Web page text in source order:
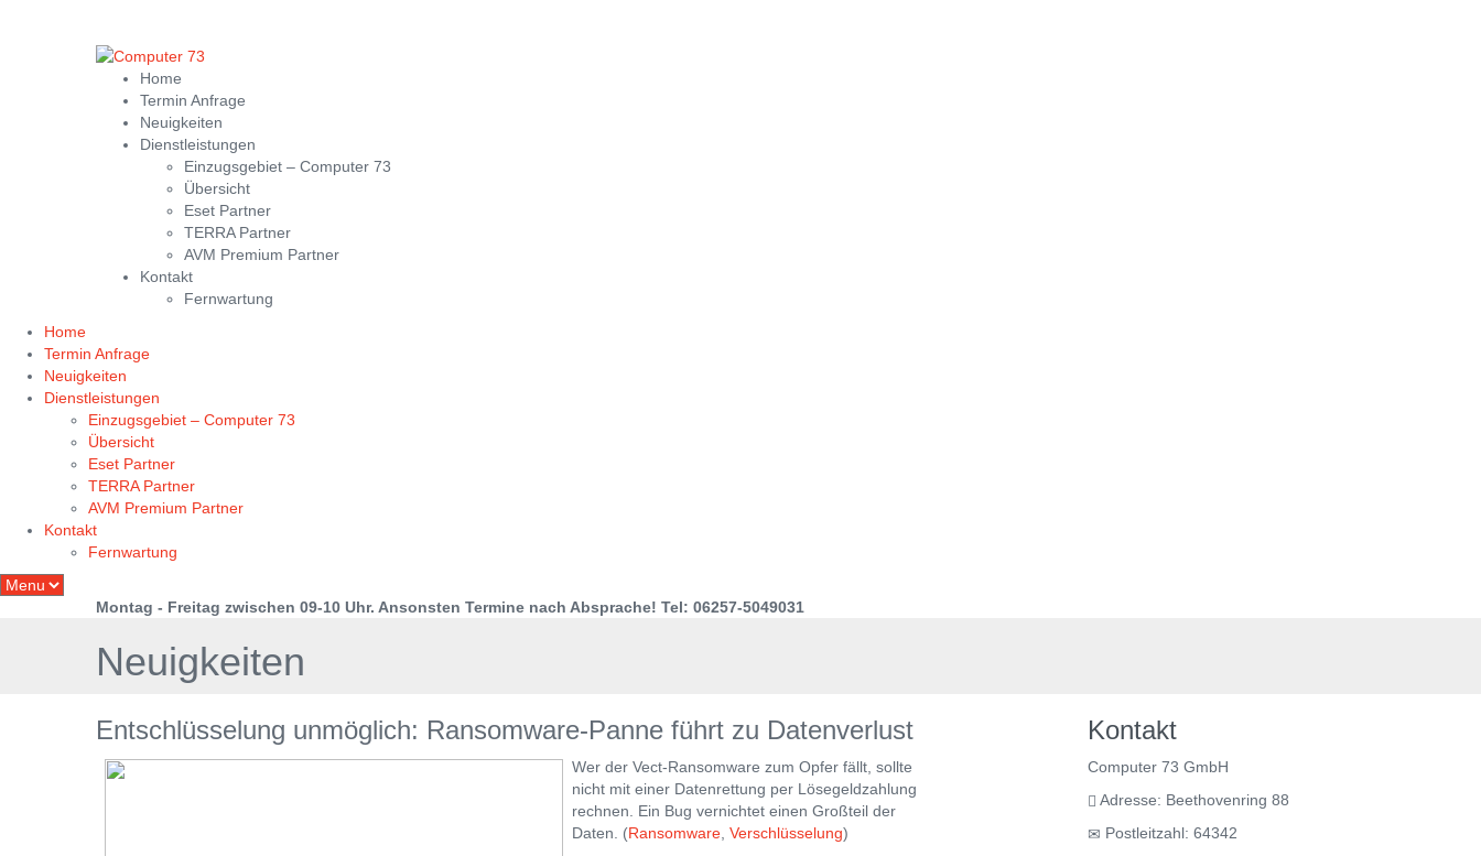
Home
Termin Anfrage
Neuigkeiten
Dienstleistungen
Einzugsgebiet – Computer 73
Übersicht
Eset Partner
TERRA Partner
AVM Premium Partner
Kontakt
Fernwartung
Home
Termin Anfrage
Neuigkeiten
Dienstleistungen
Einzugsgebiet – Computer 73
Übersicht
Eset Partner
TERRA Partner
AVM Premium Partner
Kontakt
Fernwartung
Montag - Freitag zwischen 09-10 Uhr. Ansonsten Termine nach Absprache! Tel: 06257-5049031
Neuigkeiten
Entschlüsselung unmöglich: Ransomware-Panne führt zu Datenverlust
Wer der Vect-Ransomware zum Opfer fällt, sollte
nicht mit einer Datenrettung per Lösegeldzahlung
rechnen. Ein Bug vernichtet einen Großteil der
Daten. (Ransomware, Verschlüsselung)
Kontakt
Computer 73 GmbH
Adresse: Beethovenring 88
Postleitzahl: 64342